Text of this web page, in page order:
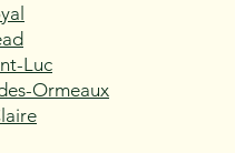
Luc
Ormeaux